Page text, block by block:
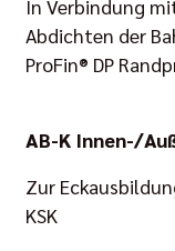
In Verbindung
Abdichten der
ProFin® DP
AB-K Innen-/
Zur
KSK